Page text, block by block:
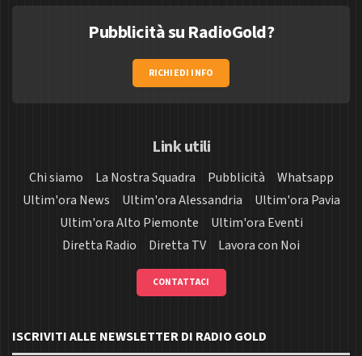
Pubblicità su RadioGold?
RICHIEDI INFO
Link utili
Chi siamo La Nostra Squadra Pubblicità
Whatsapp
Ultim'ora News
Ultim'ora Alessandria
Ultim'ora Pavia
Ultim'ora Alto Piemonte
Ultim'ora Eventi
Diretta Radio
Diretta TV Lavora con Noi
CONTATTACI
ISCRIVITI ALLE NEWSLETTER DI RADIO GOLD